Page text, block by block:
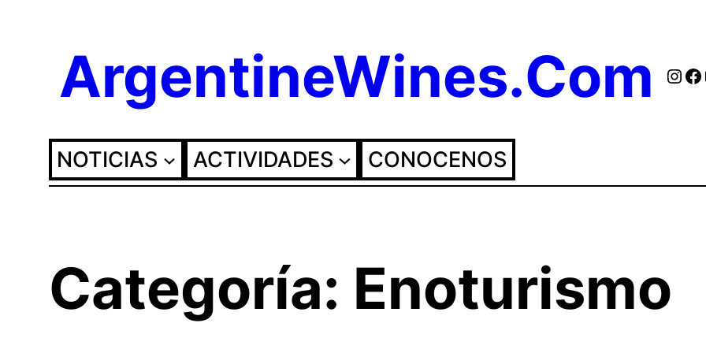
contenidoArgentineWines.Com
NOTICIAS ACTIVIDADES CONOCENOS
Categoría: Enoturismo